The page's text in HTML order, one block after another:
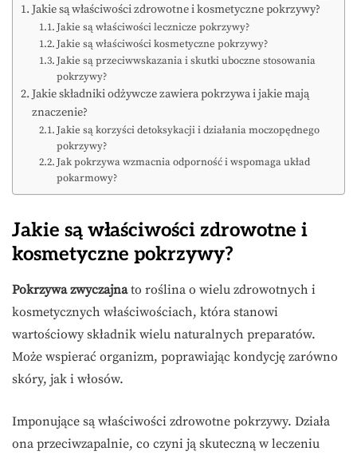
Jakie są właściwości zdrowotne i kosmetyczne pokrzywy?
Jakie są właściwości lecznicze pokrzywy?
Jakie są właściwości kosmetyczne pokrzywy?
Jakie są przeciwwskazania i skutki uboczne stosowania
pokrzywy?
Jakie składniki odżywcze zawiera pokrzywa i jakie mają
znaczenie?
Jakie są korzyści detoksykacji i działania moczopędnego
pokrzywy?
Jak pokrzywa wzmacnia odporność i wspomaga układ
pokarmowy?
Jakie są właściwości zdrowotne i
kosmetyczne pokrzywy?
Pokrzywa zwyczajnato roślina o wielu zdrowotnych i
kosmetycznych właściwościach, która stanowi
wartościowy składnik wielu naturalnych preparatów.
Może wspierać organizm, poprawiając kondycję zarówno
skóry, jak i włosów.
Imponujące są właściwości zdrowotne pokrzywy. Działa
ona przeciwzapalnie, co czyni ją skuteczną w leczeniu